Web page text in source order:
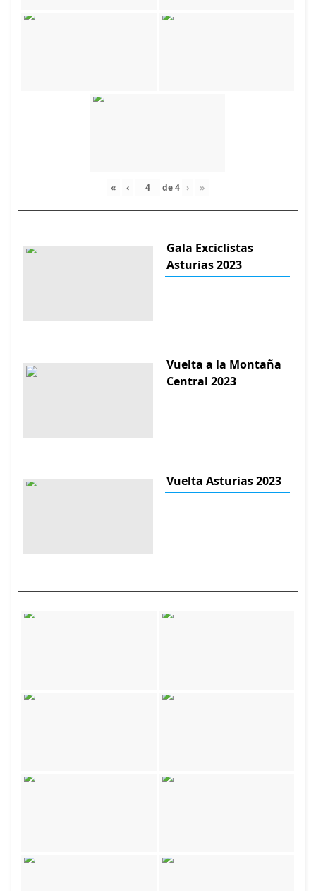
« ‹ de4 › »
Gala Exciclistas
Asturias 2023
Vuelta a la Montaña
Central 2023
Vuelta Asturias 2023